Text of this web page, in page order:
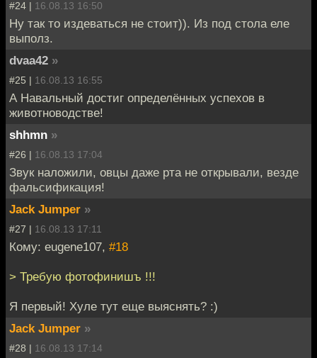
#24 | 16.08.13 16:50
Ну так то издеваться не стоит)). Из под стола еле
выполз.
dvaa42 »
#25 | 16.08.13 16:55
А Навальный достиг определённых успехов в
животноводстве!
shhmn »
#26 | 16.08.13 17:04
Звук наложили, овцы даже рта не открывали, везде
фальсификация!
Jack Jumper »
#27 | 16.08.13 17:11
Кому: eugene107, #18
> Требую фотофинишъ !!!
Я первый! Хуле тут еще выяснять? :)
Jack Jumper »
#28 | 16.08.13 17:14